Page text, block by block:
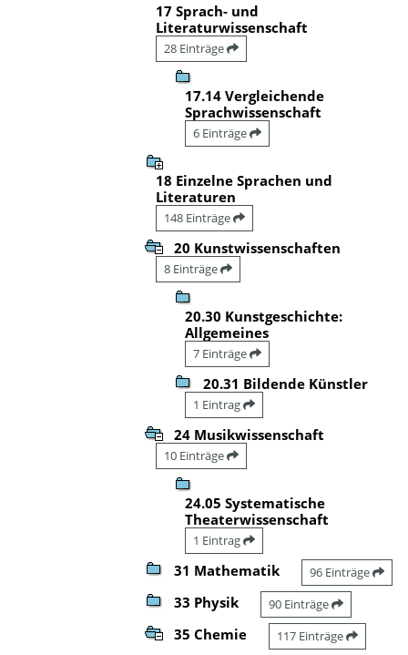
17 Sprach- und
Literaturwissenschaft
28 Einträge
17.14 Vergleichende
Sprachwissenschaft
6 Einträge
18 Einzelne Sprachen und
Literaturen
148 Einträge
20 Kunstwissenschaften
8 Einträge
20.30 Kunstgeschichte:
Allgemeines
7 Einträge
20.31 Bildende Künstler
1 Eintrag
24 Musikwissenschaft
10 Einträge
24.05 Systematische
Theaterwissenschaft
1 Eintrag
31 Mathematik 96 Einträge
33 Physik 90 Einträge
35 Chemie 117 Einträge